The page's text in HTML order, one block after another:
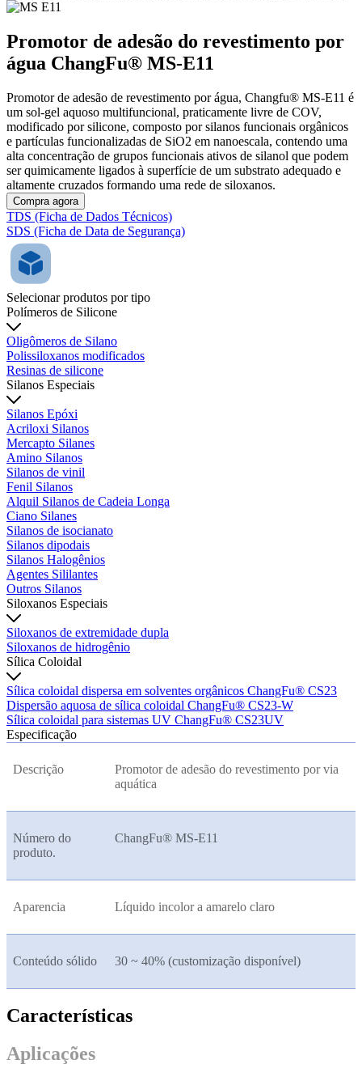
Promotor de adesão do revestimento por
água ChangFu® MS-E11
Promotor de adesão de revestimento por água, Changfu® MS-E11 é
um sol-gel aquoso multifuncional, praticamente livre de COV,
modificado por silicone, composto por silanos funcionais orgânicos
e partículas funcionalizadas de SiO2 em nanoescala, contendo uma
alta concentração de grupos funcionais ativos de silanol que podem
ser quimicamente ligados à superfície de um substrato adequado e
altamente cruzados formando uma rede de siloxanos.
Compra agora
TDS (Ficha de Dados Técnicos)
SDS (Ficha de Data de Segurança)
Selecionar produtos por tipo
Polímeros de Silicone
Oligômeros de Silano
Polissiloxanos modificados
Resinas de silicone
Silanos Especiais
Silanos Epóxi
Acriloxi Silanos
Mercapto Silanes
Amino Silanos
Silanos de vinil
Fenil Silanos
Alquil Silanos de Cadeia Longa
Ciano Silanes
Silanos de isocianato
Silanos dipodais
Silanos Halogênios
Agentes Sililantes
Outros Silanos
Siloxanos Especiais
Siloxanos de extremidade dupla
Siloxanos de hidrogênio
Sílica Coloidal
Sílica coloidal dispersa em solventes orgânicos ChangFu® CS23
Dispersão aquosa de sílica coloidal ChangFu® CS23-W
Sílica coloidal para sistemas UV ChangFu® CS23UV
Especificação
Descrição
Promotor de adesão do revestimento por via
aquática
Número do
produto.
ChangFu® MS-E11
Aparencia Líquido incolor a amarelo claro
Conteúdo sólido 30 ~ 40% (customização disponível)
Características
Aplicações